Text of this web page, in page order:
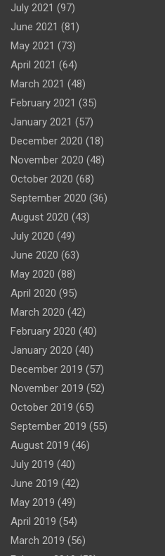
July 2021 (97)
June 2021 (81)
May 2021 (73)
April 2021 (64)
March 2021 (48)
February 2021 (35)
January 2021 (57)
December 2020 (18)
November 2020 (48)
October 2020 (68)
September 2020 (36)
August 2020 (43)
July 2020 (49)
June 2020 (63)
May 2020 (88)
April 2020 (95)
March 2020 (42)
February 2020 (40)
January 2020 (40)
December 2019 (57)
November 2019 (52)
October 2019 (65)
September 2019 (55)
August 2019 (46)
July 2019 (40)
June 2019 (42)
May 2019 (49)
April 2019 (54)
March 2019 (56)